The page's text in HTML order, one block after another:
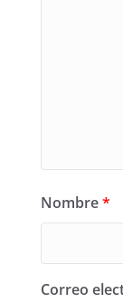
Nombre*
Correo